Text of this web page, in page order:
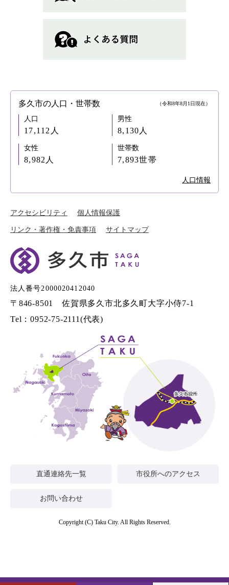
多久市の人口・世帯数 （令和8年8月1日現在）
人口
17,112人
男性
8,130人
女性
8,982人
世帯数
7,893世帯
人口情報
アクセシビリティ 個人情報保護
リンク・著作権・免責事項 サイトマップ
法人番号2000020412040
〒846-8501 佐賀県多久市北多久町大字小侍7-1
Tel：0952-75-2111(代表)
直通連絡先一覧 市役所へのアクセス
お問い合わせ
Copyright (C) Taku City. All Rights Reserved.